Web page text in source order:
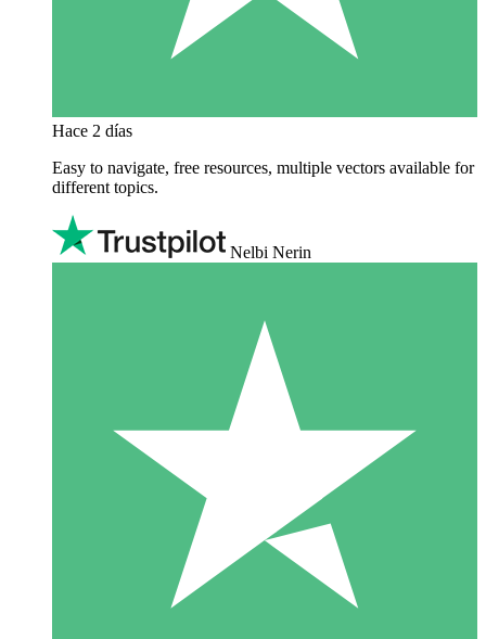
Hace 2 días
Easy to navigate, free resources, multiple vectors available for
different topics.
Nelbi Nerin